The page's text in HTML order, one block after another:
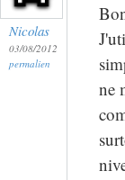
Nicolas
03/08/2012
permalien
ne